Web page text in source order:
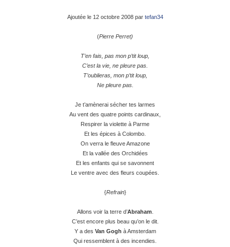
Ajoutée le 12 octobre 2008 par tefan34
(Pierre Perret)
T’en fais, pas mon p’tit loup,
C’est la vie, ne pleure pas.
T’oublieras, mon p’tit loup,
Ne pleure pas.
Je t’amènerai sécher tes larmes
Au vent des quatre points cardinaux,
Respirer la violette à Parme
Et les épices à Colombo.
On verra le fleuve Amazone
Et la vallée des Orchidées
Et les enfants qui se savonnent
Le ventre avec des fleurs coupées.
{Refrain}
Allons voir la terre d’Abraham
C’est encore plus beau qu’on le dit.
Y a des Van Gogh à Amsterdam
Qui ressemblent à des incendies.